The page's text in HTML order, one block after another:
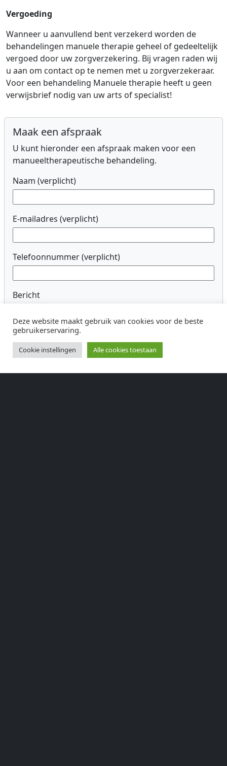
Vergoeding
Wanneer u aanvullend bent verzekerd worden de
behandelingen manuele therapie geheel of gedeeltelijk
vergoed door uw zorgverzekering. Bij vragen raden wij
u aan om contact op te nemen met u zorgverzekeraar.
Voor een behandeling Manuele therapie heeft u geen
verwijsbrief nodig van uw arts of specialist!
Maak een afspraak
U kunt hieronder een afspraak maken voor een
manueeltherapeutische behandeling.
Naam (verplicht)
E-mailadres (verplicht)
Telefoonnummer (verplicht)
Bericht
Deze website maakt gebruik van cookies voor de beste
gebruikerservaring.
Cookie instellingen Alle cookies toestaan